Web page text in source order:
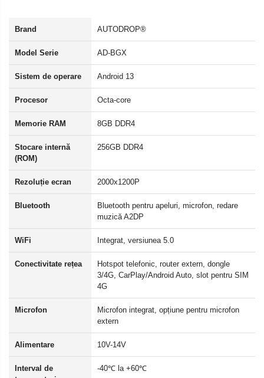
Brand AUTODROP®
Model Serie AD-BGX
Sistem de operare Android 13
Procesor Octa-core
Memorie RAM 8GB DDR4
Stocare internă
(ROM)
256GB DDR4
Rezoluție ecran 2000x1200P
Bluetooth
Bluetooth pentru apeluri, microfon, redare
muzică A2DP
WiFi Integrat, versiunea 5.0
Conectivitate rețea
Hotspot telefonic, router extern, dongle
3/4G, CarPlay/Android Auto, slot pentru SIM
4G
Microfon
Microfon integrat, opțiune pentru microfon
extern
Alimentare 10V-14V
Interval de
-40℃ la +60℃